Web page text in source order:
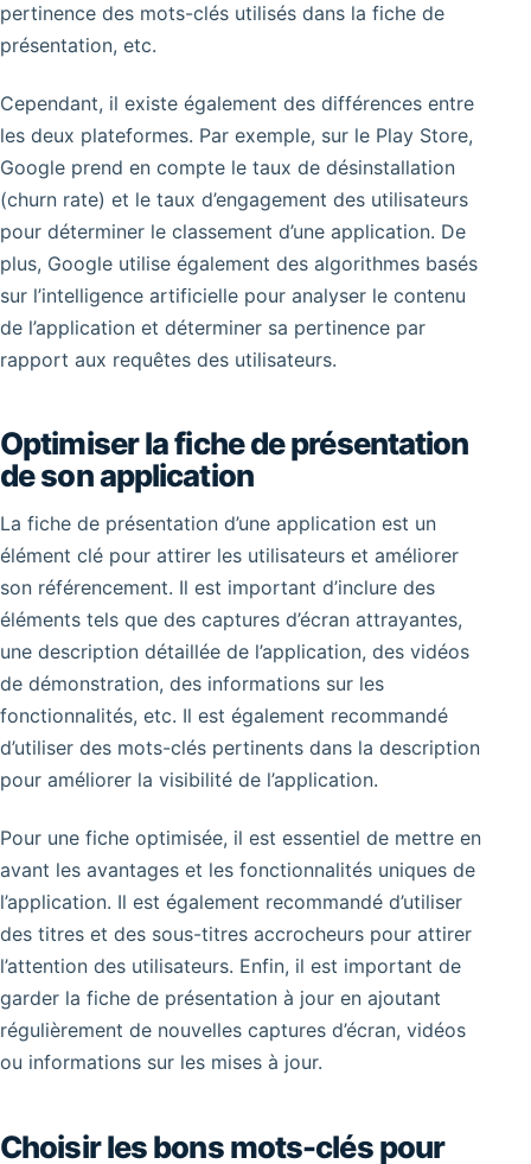
pertinence des mots-clés utilisés dans la fiche de
présentation, etc.
Cependant, il existe également des différences entre
les deux plateformes. Par exemple, sur le Play Store,
Google prend en compte le taux de désinstallation
(churn rate) et le taux d’engagement des utilisateurs
pour déterminer le classement d’une application. De
plus, Google utilise également des algorithmes basés
sur l’intelligence artificielle pour analyser le contenu
de l’application et déterminer sa pertinence par
rapport aux requêtes des utilisateurs.
Optimiser la fiche de présentation
de son application
La fiche de présentation d’une application est un
élément clé pour attirer les utilisateurs et améliorer
son référencement. Il est important d’inclure des
éléments tels que des captures d’écran attrayantes,
une description détaillée de l’application, des vidéos
de démonstration, des informations sur les
fonctionnalités, etc. Il est également recommandé
d’utiliser des mots-clés pertinents dans la description
pour améliorer la visibilité de l’application.
Pour une fiche optimisée, il est essentiel de mettre en
avant les avantages et les fonctionnalités uniques de
l’application. Il est également recommandé d’utiliser
des titres et des sous-titres accrocheurs pour attirer
l’attention des utilisateurs. Enfin, il est important de
garder la fiche de présentation à jour en ajoutant
régulièrement de nouvelles captures d’écran, vidéos
ou informations sur les mises à jour.
Choisir les bons mots-clés pour